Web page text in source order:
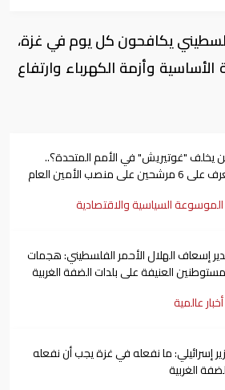
يكافحون كل يوم في غزة،
وأزمة الكهرباء وارتفاع
يخلف "غوتيريش" في الأمم المتحدة؟..
مرشحين على منصب الأمين العام
الموسوعة السياسية والاقتصادية
إسعاف الهلال الأحمر الفلسطيني: هجمات
العنيفة على بلدات الضفة الغربية
تتوقف
أخبار عالمية
إسرائيلي: ما نفعله في غزة يجب أن نفعله
الغربية